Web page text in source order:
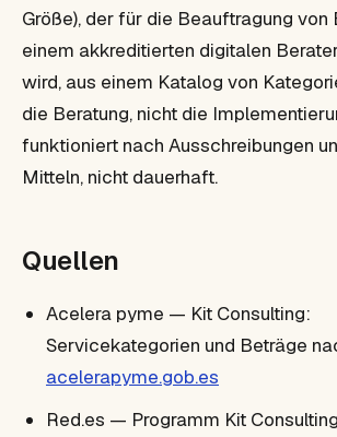
Größe), der für die Beauftragung von
einem akkreditierten digitalen
wird, aus einem Katalog von
die Beratung, nicht die
funktioniert nach Ausschreibungen
Mitteln, nicht dauerhaft.
Quellen
Acelera pyme — Kit Consulting:
Servicekategorien und Beträge
acelerapyme.gob.es
Red.es — Programm Kit